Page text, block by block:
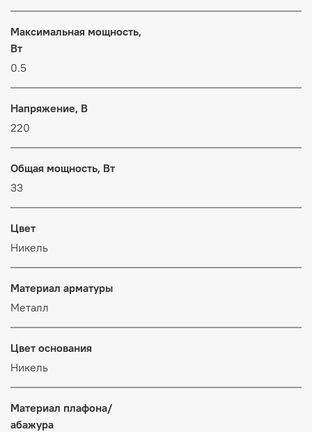
Максимальная мощность,
Вт
0.5
Напряжение, В
220
Общая мощность, Вт
33
Цвет
Никель
Материал арматуры
Металл
Цвет основания
Никель
Материал плафона/
абажура